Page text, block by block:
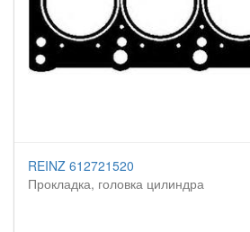
REINZ 612721520
Прокладка, головка цилиндра